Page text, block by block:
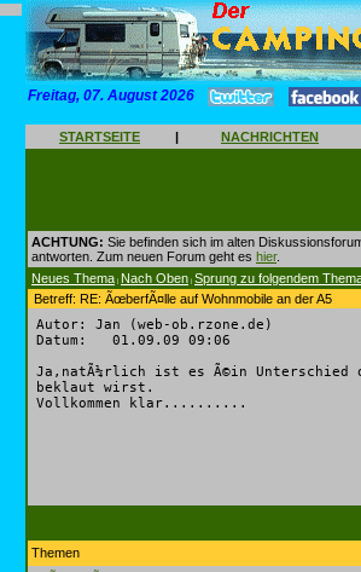
Freitag, 07. August 2026
STARTSEITE | NACHRICHTEN
ACHTUNG: Sie befinden sich im alten
antworten. Zum neuen Forum geht es hier.
Neues Thema | Nach Oben | Sprung zu folgendem
Betreff: RE: ÃœberfÃ¤lle auf Wohnmobile an der A5
Autor: Jan (web-ob.rzone.de)
Datum: 01.09.09 09:06
Ja,natÃ¼rlich ist es Ã©in Unterschied
beklaut wirst.
Vollkommen klar..........
Themen